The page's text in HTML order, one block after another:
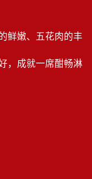
鲜嫩、五花肉的丰
，成就一席酣畅淋